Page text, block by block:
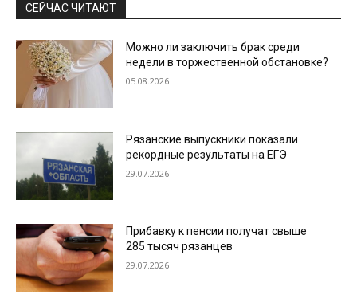
СЕЙЧАС ЧИТАЮТ
Можно ли заключить брак среди
недели в торжественной обстановке?
05.08.2026
Рязанские выпускники показали
рекордные результаты на ЕГЭ
29.07.2026
Прибавку к пенсии получат свыше
285 тысяч рязанцев
29.07.2026